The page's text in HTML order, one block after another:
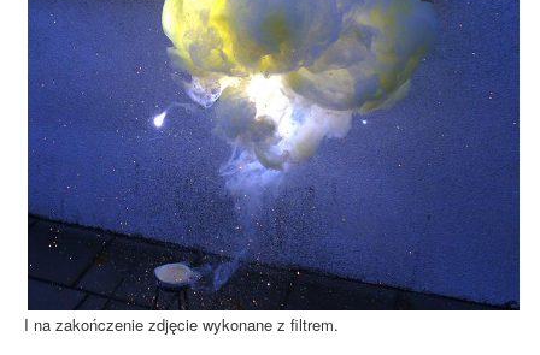
I na zakończenie zdjęcie wykonane z filtrem.